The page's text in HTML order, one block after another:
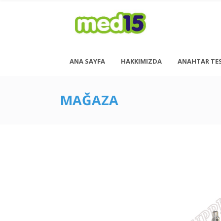
Pazartesi - Cuma 08:00 - 18:00
<h6 style= “font-size: 13px; font-weight: 600;
ANA SAYFA HAKKIMIZDA ANAHTAR
MAĞAZA